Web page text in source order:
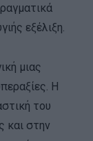
εξέλιξη.
μιας
Η
του
και στην